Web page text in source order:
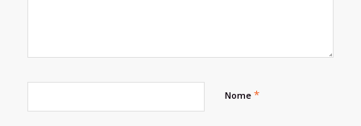
Nome *